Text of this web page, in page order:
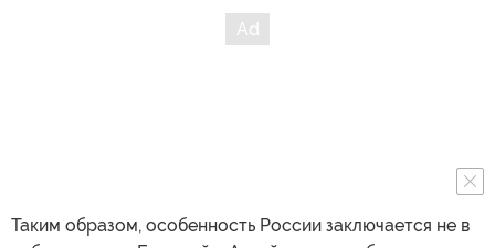
Таким образом, особенность России заключается не в